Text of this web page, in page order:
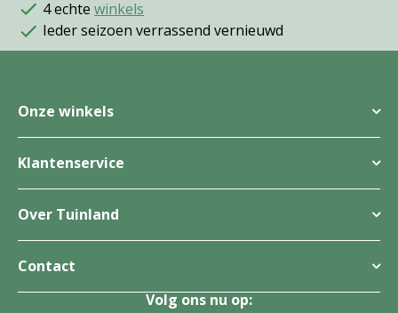
4 echte winkels
Ieder seizoen verrassend vernieuwd
Onze winkels
Klantenservice
Over Tuinland
Contact
Volg ons nu op: